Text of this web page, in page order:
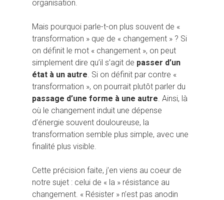
organisation.
Mais pourquoi parle-t-on plus souvent de «
transformation » que de « changement » ? Si
on définit le mot « changement », on peut
simplement dire qu’il s’agit de passer d’un
état à un autre. Si on définit par contre «
transformation », on pourrait plutôt parler du
passage d’une forme à une autre. Ainsi, là
où le changement induit une dépense
d’énergie souvent douloureuse, la
transformation semble plus simple, avec une
finalité plus visible.
Cette précision faite, j’en viens au coeur de
notre sujet : celui de « la » résistance au
changement. « Résister » n’est pas anodin